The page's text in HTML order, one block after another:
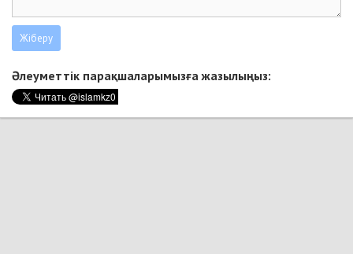
Әлеуметтік парақшаларымызға жазылыңыз: